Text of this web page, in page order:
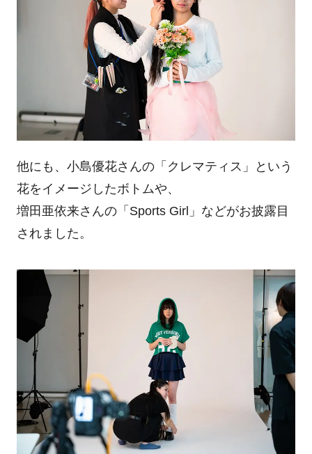
他にも、小島優花さんの「クレマティス」という
花をイメージしたボトムや、
増田亜依来さんの「Sports Girl」などがお披露目
されました。